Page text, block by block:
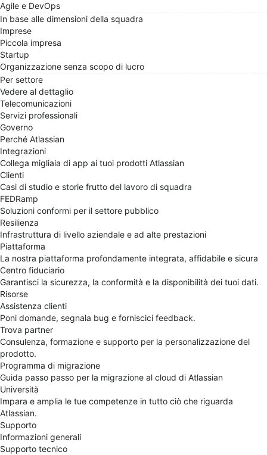
Agile e DevOps
In base alle dimensioni della squadra
Imprese
Piccola impresa
Startup
Organizzazione senza scopo di lucro
Per settore
Vedere al dettaglio
Telecomunicazioni
Servizi professionali
Governo
Perché Atlassian
Integrazioni
Collega migliaia di app ai tuoi prodotti Atlassian
Clienti
Casi di studio e storie frutto del lavoro di squadra
FEDRamp
Soluzioni conformi per il settore pubblico
Resilienza
Infrastruttura di livello aziendale e ad alte prestazioni
Piattaforma
La nostra piattaforma profondamente integrata, affidabile e sicura
Centro fiduciario
Garantisci la sicurezza, la conformità e la disponibilità dei tuoi dati.
Risorse
Assistenza clienti
Poni domande, segnala bug e forniscici feedback.
Trova partner
Consulenza, formazione e supporto per la personalizzazione del
prodotto.
Programma di migrazione
Guida passo passo per la migrazione al cloud di Atlassian
Università
Impara e amplia le tue competenze in tutto ciò che riguarda
Atlassian.
Supporto
Informazioni generali
Supporto tecnico